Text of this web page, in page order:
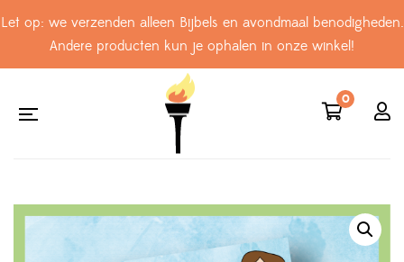
Let op: we verzenden alleen Bijbels en avondmaal benodigheden.
Andere producten kun je ophalen in onze winkel!
0